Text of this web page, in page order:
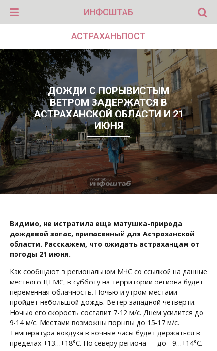
ИНФОШТАБ
АСТРАХАНЬПОСТ
ДОЖДИ С ПОРЫВИСТЫМ
ВЕТРОМ ЗАДЕРЖАТСЯ В
АСТРАХАНСКОЙ ОБЛАСТИ И 21
ИЮНЯ
Видимо, не истратила еще матушка-природа
дождевой запас, припасенный для Астраханской
области. Расскажем, что ожидать астраханцам от
погоды 21 июня.
Как сообщают в региональном МЧС со ссылкой на данные
местного ЦГМС, в субботу на территории региона будет
переменная облачность. Ночью и утром местами
пройдет небольшой дождь. Ветер западной четверти.
Ночью его скорость составит 7-12 м/с. Днем усилится до
9-14 м/с. Местами возможны порывы до 15-17 м/с.
Температура воздуха в ночные часы будет держаться в
пределах +13…+18°С. По северу региона — до +9…+14°С.